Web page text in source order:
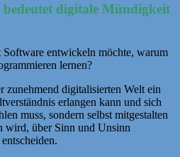
digitale Mündigkeit
Software entwickeln möchte, warum
lernen?
zunehmend digitalisierten Welt ein
erlangen kann und sich
muss, sondern selbst mitgestalten
wird, über Sinn und Unsinn